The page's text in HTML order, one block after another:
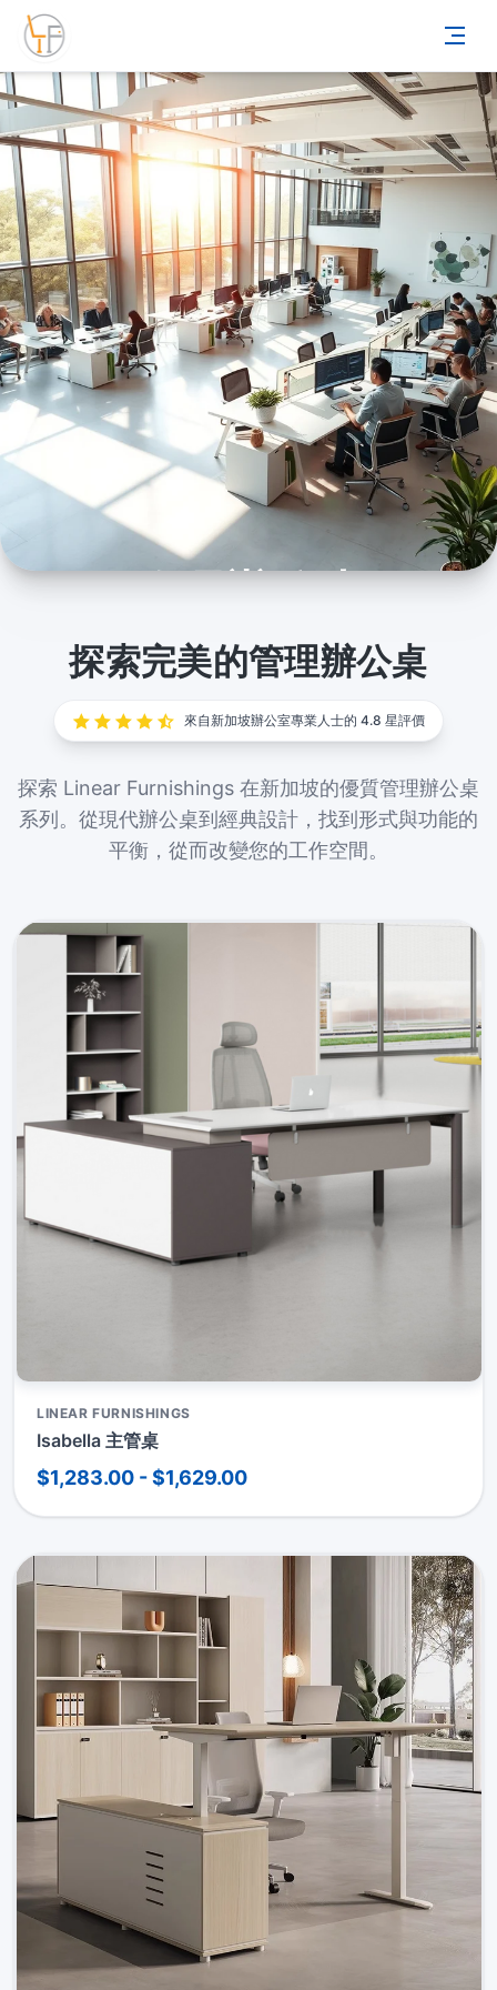
管理辦公桌
透過我們在新加坡的優質管理辦公桌系列，優化您的領
導空間。立即提升您的工作空間。
探索完美的管理辦公桌
來自新加坡辦公室專業人士的 4.8 星評價
探索 Linear Furnishings 在新加坡的優質管理辦公桌
系列。從現代辦公桌到經典設計，找到形式與功能的
平衡，從而改變您的工作空間。
LINEAR FURNISHINGS
Isabella 主管桌
$1,283.00 - $1,629.00